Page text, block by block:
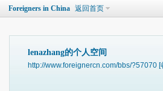
Foreigners in China 返回首页
lenazhang的个人空间
http://www.foreignercn.com/bbs/?57070 [